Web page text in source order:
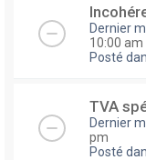
Dernier
10:00 am
Posté
TVA
Dernier
pm
Posté